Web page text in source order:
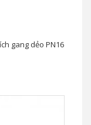
gang dẻo PN16